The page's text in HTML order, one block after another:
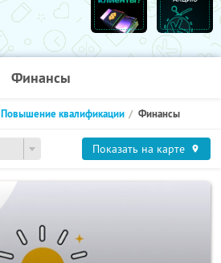
Финансы
Повышение квалификации Финансы
Показать на карте